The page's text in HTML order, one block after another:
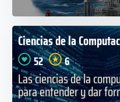
Ciencias de la
52 6
Las ciencias de la
para entender y dar